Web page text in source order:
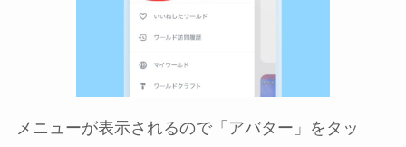
メニューが表示されるので「アバター」をタッ